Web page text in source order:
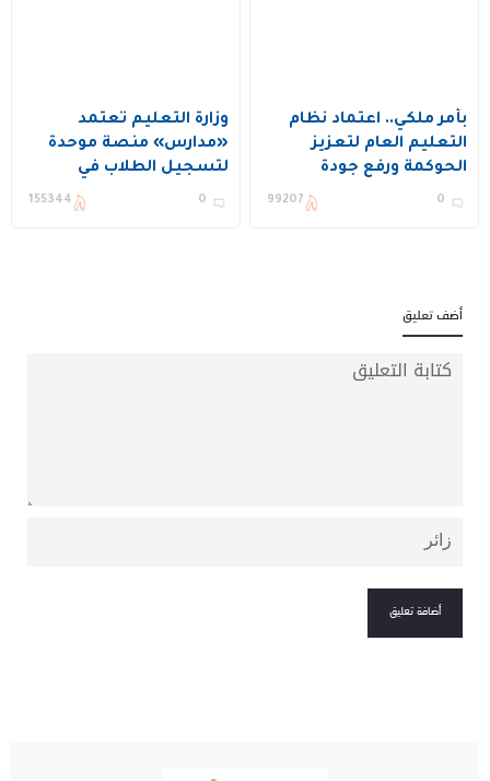
بأمر ملكي.. اعتماد نظام
التعليم العام لتعزيز
الحوكمة ورفع جودة
التعليم في المملكة
0
99207
وزارة التعليم تعتمد
«مدارس» منصة موحدة
لتسجيل الطلاب في
التعليم الخاص
0
155344
أضف تعليق